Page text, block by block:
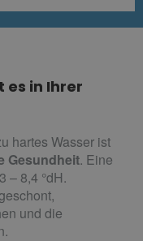
es in Ihrer
hartes Wasser ist
Gesundheit. Eine
– 8,4 °dH.
und die